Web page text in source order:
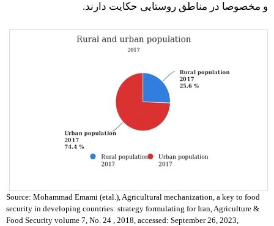
و مخصوصا در مناطق روستایی حکایت دارند.
Source: Mohammad Emami (etal.), Agricultural mechanization, a key to food
security in developing countries: strategy formulating for Iran, Agriculture &
Food Security volume 7, No. 24 , 2018, accessed: September 26, 2023,